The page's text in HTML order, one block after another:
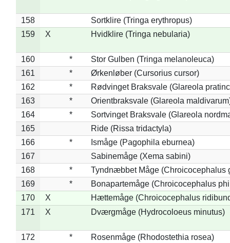
158
Sortklire (Tringa erythropus)
159
X Hvidklire (Tringa nebularia)
160 *
Stor Gulben (Tringa melanoleuca)
161
*
Ørkenløber (Cursorius cursor)
162
*
Rødvinget Braksvale (Glareola
163
*
Orientbraksvale (Glareola
164
*
Sortvinget Braksvale (Glareola
165
Ride (Rissa tridactyla)
166
*
Ismåge (Pagophila eburnea)
167
Sabinemåge (Xema sabini)
168
*
Tyndnæbbet Måge (Chroicocephalus
169
*
Bonapartemåge (Chroicocephalus
170
X
Hættemåge (Chroicocephalus
171
X Dværgmåge (Hydrocoloeus minutus)
172 *
Rosenmåge (Rhodostethia rosea)